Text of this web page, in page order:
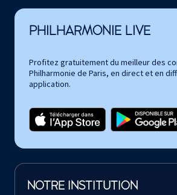
PHILHARMONIE LIVE
Profitez gratuitement du meilleur des
Philharmonie de Paris, en direct et en
application.
NOTRE INSTITUTION